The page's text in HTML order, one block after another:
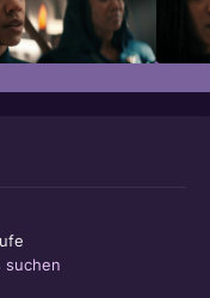
suchen